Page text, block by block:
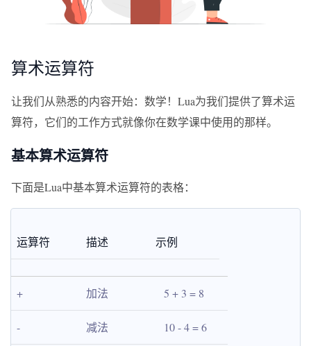
算术运算符
让我们从熟悉的内容开始：数学！Lua为我们提供了算术运
算符，它们的工作方式就像你在数学课中使用的那样。
基本算术运算符
下面是Lua中基本算术运算符的表格：
运算符 描述 示例
+ 加法 5 + 3 = 8
- 减法 10 - 4 = 6